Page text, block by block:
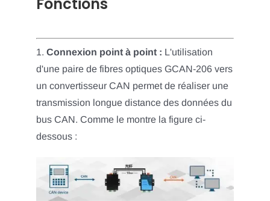
Fonctions
1. Connexion point à point : L'utilisation
d'une paire de fibres optiques GCAN-206 vers
un convertisseur CAN permet de réaliser une
transmission longue distance des données du
bus CAN. Comme le montre la figure ci-
dessous :